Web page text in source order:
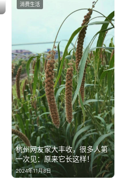
杭州网友家大丰收，很多人第
一次见：原来它长这样！
2024年11月8日
消费生活